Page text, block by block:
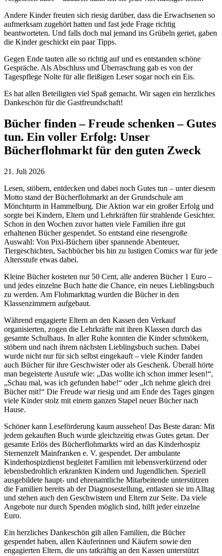
Andere Kinder freuten sich riesig darüber, dass die Erwachsenen so
aufmerksam zugehört hatten und fast jede Frage richtig
beantworteten. Und falls doch mal jemand ins Grübeln geriet, gaben
die Kinder geschickt ein paar Tipps.
Gegen Ende tauten alle so richtig auf und es entstanden schöne
Gespräche. Als Abschluss und Überraschung gab es von der
Tagespflege Nolte für alle fleißigen Leser sogar noch ein Eis.
Es hat allen Beteiligten viel Spaß gemacht. Wir sagen ein herzliches
Dankeschön für die Gastfreundschaft!
Bücher finden – Freude schenken – Gutes
tun. Ein voller Erfolg: Unser
Bücherflohmarkt für den guten Zweck
21. Juli 2026
Lesen, stöbern, entdecken und dabei noch Gutes tun – unter diesem
Motto stand der Bücherflohmarkt an der Grundschule am
Mönchturm in Hammelburg. Die Aktion war ein großer Erfolg und
sorgte bei Kindern, Eltern und Lehrkräften für strahlende Gesichter.
Schon in den Wochen zuvor hatten viele Familien ihre gut
erhaltenen Bücher gespendet. So entstand eine riesengroße
Auswahl: Von Pixi-Büchern über spannende Abenteuer,
Tiergeschichten, Sachbücher bis hin zu lustigen Comics war für jede
Altersstufe etwas dabei.
Kleine Bücher kosteten nur 50 Cent, alle anderen Bücher 1 Euro –
und jedes einzelne Buch hatte die Chance, ein neues Lieblingsbuch
zu werden. Am Flohmarkttag wurden die Bücher in den
Klassenzimmern aufgebaut.
Während engagierte Eltern an den Kassen den Verkauf
organisierten, zogen die Lehrkräfte mit ihren Klassen durch das
gesamte Schulhaus. In aller Ruhe konnten die Kinder schmökern,
stöbern und nach ihrem nächsten Lieblingsbuch suchen. Dabei
wurde nicht nur für sich selbst eingekauft – viele Kinder fanden
auch Bücher für ihre Geschwister oder als Geschenk. Überall hörte
man begeisterte Ausrufe wie: „Das wollte ich schon immer lesen!“,
„Schau mal, was ich gefunden habe!“ oder „Ich nehme gleich drei
Bücher mit!“ Die Freude war riesig und am Ende des Tages gingen
viele Kinder stolz mit einem ganzen Stapel neuer Bücher nach
Hause.
Schöner kann Leseförderung kaum aussehen! Das Beste daran: Mit
jedem gekauften Buch wurde gleichzeitig etwas Gutes getan. Der
gesamte Erlös des Bücherflohmarkts wird an das Kinderhospiz
Sternenzelt Mainfranken e. V. gespendet. Der ambulante
Kinderhospizdienst begleitet Familien mit lebensverkürzend oder
lebensbedrohlich erkrankten Kindern und Jugendlichen. Speziell
ausgebildete haupt- und ehrenamtliche Mitarbeitende unterstützen
die Familien bereits ab der Diagnosestellung, entlasten sie im Alltag
und stehen auch den Geschwistern und Eltern zur Seite. Da viele
Angebote nur durch Spenden möglich sind, hilft jeder einzelne
Euro.
Ein herzliches Dankeschön gilt allen Familien, die Bücher
gespendet haben, allen Käuferinnen und Käufern sowie den
engagierten Eltern, die uns tatkräftig an den Kassen unterstützt